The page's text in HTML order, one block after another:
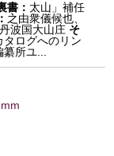
書： 太山」補任
之由衆儀候也、
丹波国大山庄 そ
タログへのリン
纂所ユ...